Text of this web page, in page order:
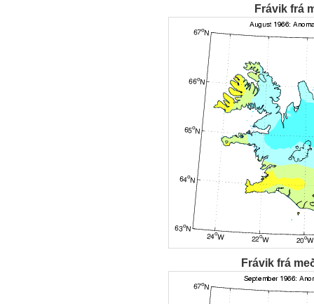
Frávik frá
Frávik frá